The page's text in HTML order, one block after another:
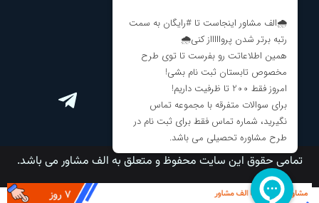
برنامه ریزی کنکور
ارتباط با ما
تمامی حقوق این سایت محفوظ و متعلق به الف مشاور می باشد.